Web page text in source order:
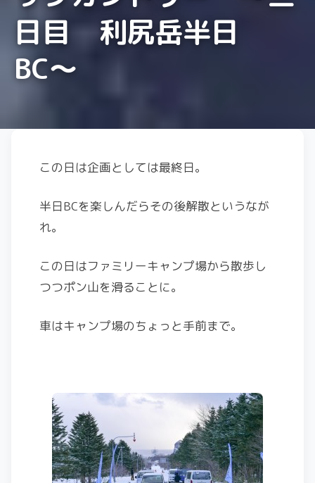
日目 利尻岳半日
BC〜
この日は企画としては最終日。
半日BCを楽しんだらその後解散というなが
れ。
この日はファミリーキャンプ場から散歩し
つつポン山を滑ることに。
車はキャンプ場のちょっと手前まで。